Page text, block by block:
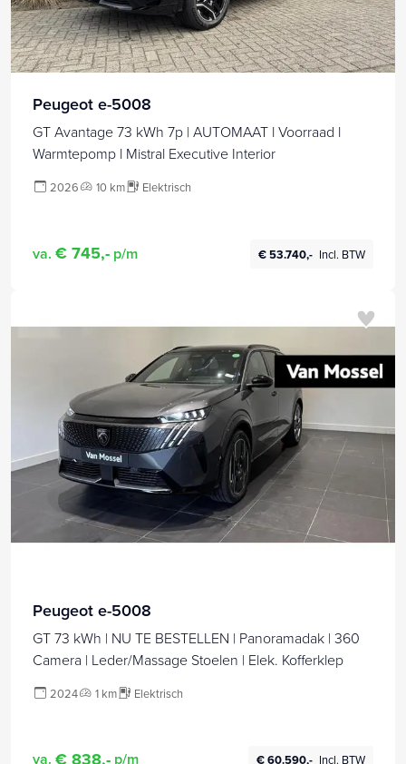
Peugeot e-5008
GT Avantage 73 kWh 7p | AUTOMAAT l Voorraad l
Warmtepomp l Mistral Executive Interior
2026 10 km Elektrisch
va. € 745,- p/m € 53.740,- Incl. BTW
Peugeot e-5008
GT 73 kWh | NU TE BESTELLEN | Panoramadak | 360
Camera | Leder/Massage Stoelen | Elek. Kofferklep
2024 1 km Elektrisch
va. p/m € 60.590,- Incl. BTW